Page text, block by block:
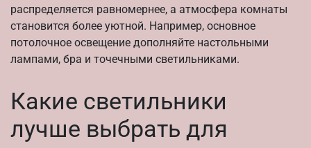
распределяется равномернее, а атмосфера комнаты
становится более уютной. Например, основное
потолочное освещение дополняйте настольными
лампами, бра и точечными светильниками.
Какие светильники
лучше выбрать для